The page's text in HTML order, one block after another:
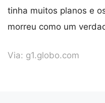
tinha muitos planos e
morreu como um
Via: g1.globo.com